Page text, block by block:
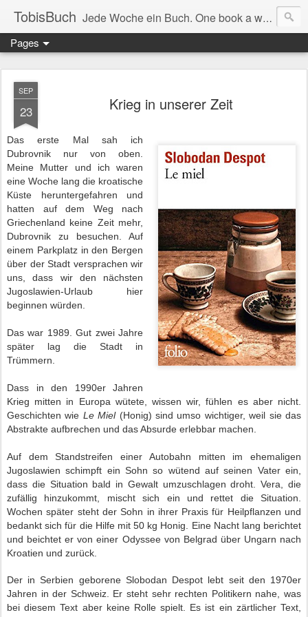
TobisBuch Jede Woche ein Buch. One book a week.
Pages
SEP
23 Krieg in unserer Zeit
Das erste Mal sah ich
Dubrovnik nur von oben.
Meine Mutter und ich waren
eine Woche lang die kroatische
Küste heruntergefahren und
hatten auf dem Weg nach
Griechenland keine Zeit mehr,
Dubrovnik zu besuchen. Auf
einem Parkplatz in den Bergen
über der Stadt versprachen wir
uns, dass wir den nächsten
Jugoslawien-Urlaub hier
beginnen würden.
Das war 1989. Gut zwei Jahre
später lag die Stadt in
Trümmern.
Dass in den 1990er Jahren
Krieg mitten in Europa wütete, wissen wir, fühlen es aber nicht.
Geschichten wie Le Miel(Honig) sind umso wichtiger, weil sie das
Abstrakte aufbrechen und das Absurde erlebbar machen.
Auf dem Standstreifen einer Autobahn mitten im ehemaligen
Jugoslawien schimpft ein Sohn so wütend auf seinen Vater ein,
dass die Situation bald in Gewalt umzuschlagen droht. Vera, die
zufällig hinzukommt, mischt sich ein und rettet die Situation.
Wochen später steht der Sohn in ihrer Praxis für Heilpflanzen und
bedankt sich für die Hilfe mit 50 kg Honig. Eine Nacht lang berichtet
und beichtet er von einer Odyssee von Belgrad über Ungarn nach
Kroatien und zurück.
Der in Serbien geborene Slobodan Despot lebt seit den 1970er
Jahren in der Schweiz. Er steht sehr rechten Politikern nahe, was
bei diesem Text aber keine Rolle spielt. Es ist ein zärtlicher Text,